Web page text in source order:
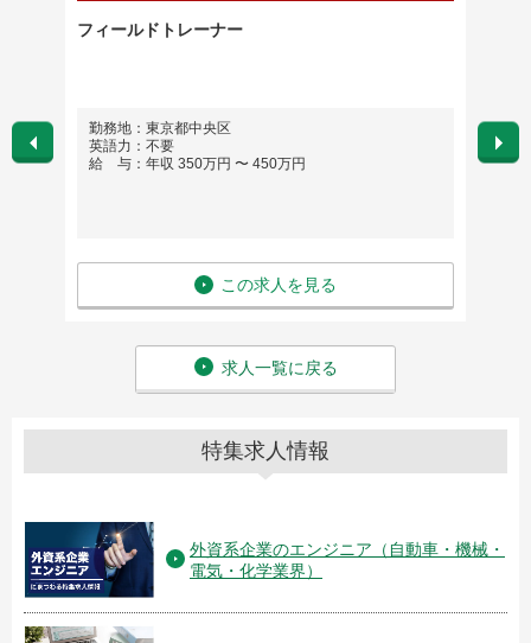
フィールドトレーナー
勤務地：東京都中央区
英語力：不要
給 与：年収 350万円 〜 450万円
この求人を見る
勤務
最寄
英語
求人一覧に戻る
特集求人情報
外資系企業のエンジニア（自動車・機械・
電気・化学業界）